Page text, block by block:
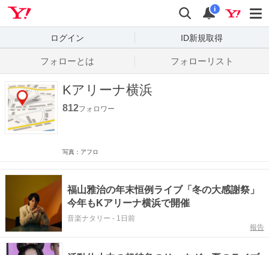
検索
通知
i
ログイン ID新規取得
フォローとは フォローリスト
Kアリーナ横浜
812フォロワー
写真：アフロ
福山雅治の年末恒例ライブ「冬の大感謝祭」
今年もKアリーナ横浜で開催
音楽ナタリー - 1日前
報告